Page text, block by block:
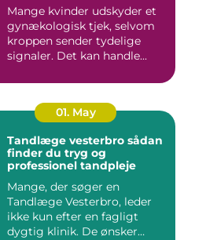
Mange kvinder udskyder et
gynækologisk tjek, selvom
kroppen sender tydelige
signaler. Det kan handle...
01. May
Tandlæge vesterbro sådan
finder du tryg og
professionel tandpleje
Mange, der søger en
Tandlæge Vesterbro, leder
ikke kun efter en fagligt
dygtig klinik. De ønsker